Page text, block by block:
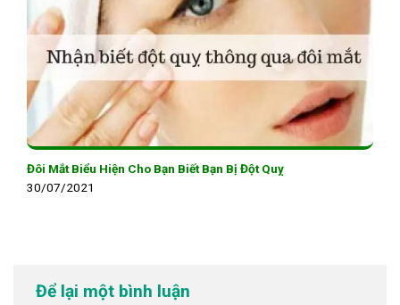
Đôi Mắt Biểu Hiện Cho Bạn Biết Bạn Bị Đột Quỵ
30/07/2021
Để lại một bình luận